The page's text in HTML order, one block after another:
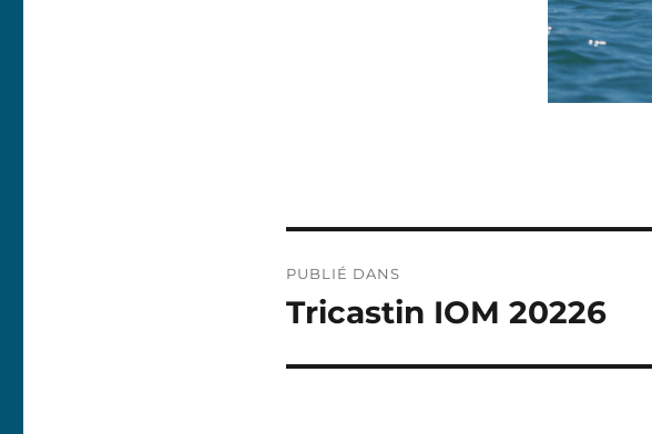
de
PUBLIÉ DANS
Tricastin IOM 20226